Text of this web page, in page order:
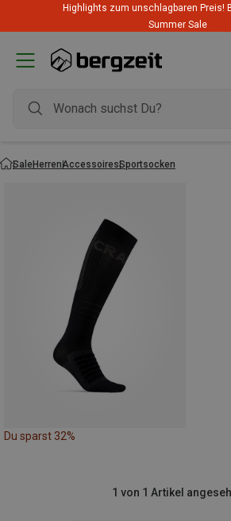
Highlights zum unschlagbaren Preis!
Summer Sale
SaleHerrenAccessoiresSportsocken
Du sparst 32%
1 von 1 Artikel